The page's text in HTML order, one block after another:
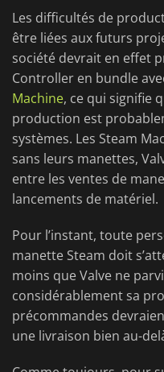
Les difficultés de
être liées aux futurs
société devrait en effet
Controller en bundle
Machine, ce qui signifie
production est
systèmes. Les Steam
sans leurs manettes,
entre les ventes de
lancements de matériel.
Pour l’instant, toute
manette Steam doit
moins que Valve ne
considérablement sa
précommandes
une livraison bien au-